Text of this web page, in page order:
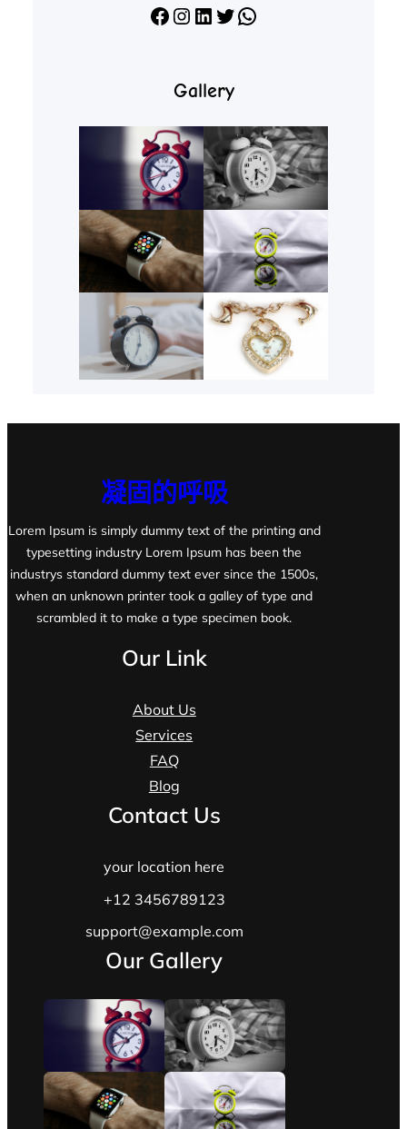
Facebook Instagram LinkedIn X WhatsApp
Gallery
凝固的呼吸
Lorem Ipsum is simply dummy text of the printing and
typesetting industry Lorem Ipsum has been the
industrys standard dummy text ever since the 1500s,
when an unknown printer took a galley of type and
scrambled it to make a type specimen book.
Our Link
About Us
Services
FAQ
Blog
Contact Us
your location here
+12 3456789123
support@example.com
Our Gallery